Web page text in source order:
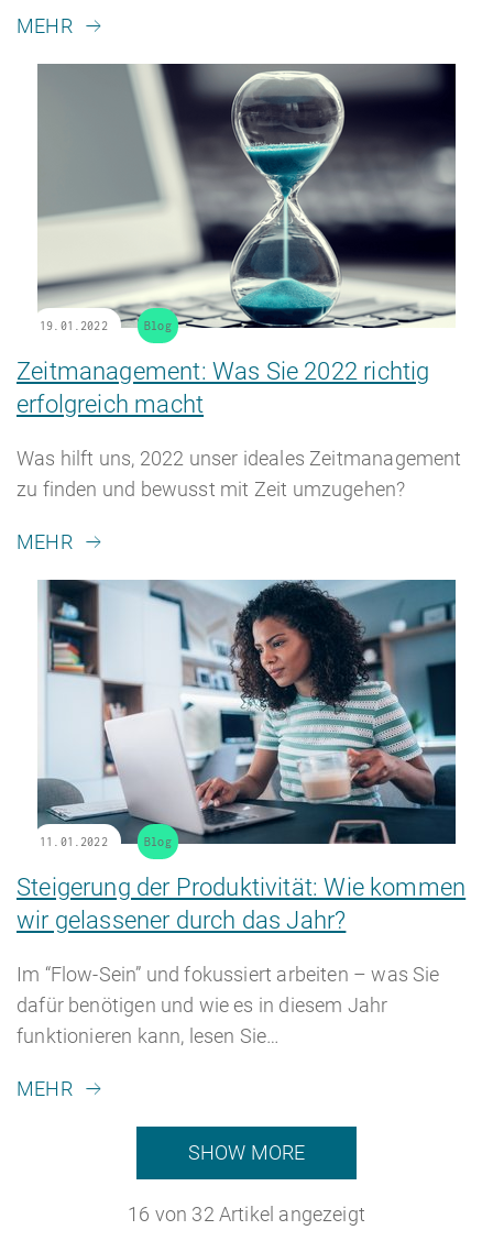
MEHR
19.01.2022 Blog
Zeitmanagement: Was Sie 2022 richtig
erfolgreich macht
Was hilft uns, 2022 unser ideales Zeitmanagement
zu finden und bewusst mit Zeit umzugehen?
MEHR
11.01.2022 Blog
Steigerung der Produktivität: Wie kommen
wir gelassener durch das Jahr?
Im “Flow-Sein” und fokussiert arbeiten – was Sie
dafür benötigen und wie es in diesem Jahr
funktionieren kann, lesen Sie…
MEHR
SHOW MORE
16 von 32 Artikel angezeigt